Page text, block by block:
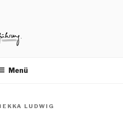
Menü
LUDWIG